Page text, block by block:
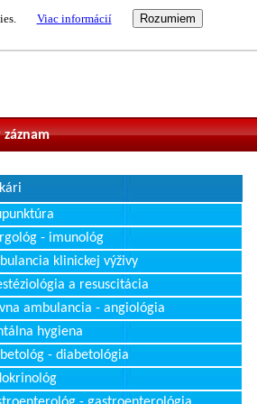
Viac informácií
- imunológ
klinickej výživy
a resuscitácia
ambulancia - angiológia
hygiena
- diabetológia